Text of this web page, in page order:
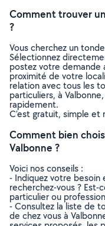
Comment trouver
?
Vous cherchez un
Sélectionnez
postez votre demande
proximité de votre
relation avec tous les
particuliers, à
rapidement.
C’est gratuit, simple
Comment bien
Valbonne ?
Voici nos conseils :
- Indiquez votre besoin
recherchez-vous ?
particulier ou
- Consultez la liste de
de chez vous à